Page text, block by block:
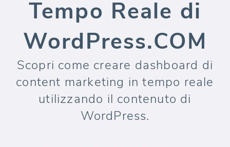
Tempo Reale di
WordPress.COM
Scopri come creare dashboard di
content marketing in tempo reale
utilizzando il contenuto di
WordPress.